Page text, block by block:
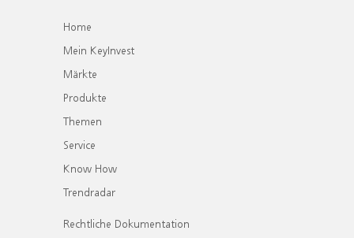
Home
Mein KeyInvest
Märkte
Produkte
Themen
Service
Know How
Trendradar
Rechtliche Dokumentation